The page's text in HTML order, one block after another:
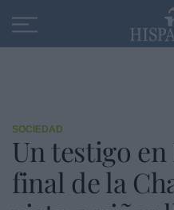
SOCIEDAD
Un testigo
final de la